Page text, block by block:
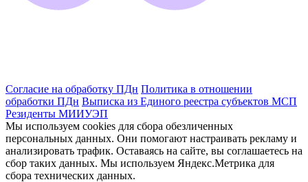
Согласие на обработку ПДн Политика в отношении
обработки ПДн Выписка из Единого реестра субъектов МСП
Резиденты МИИУЭП
Мы используем cookies для сбора обезличенных
персональных данных. Они помогают настраивать рекламу и
анализировать трафик. Оставаясь на сайте, вы соглашаетесь на
сбор таких данных. Мы используем Яндекс.Метрика для
сбора технических данных.